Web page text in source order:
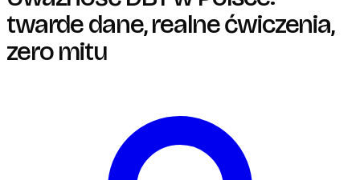
twarde dane, realne ćwiczenia,
zero mitu